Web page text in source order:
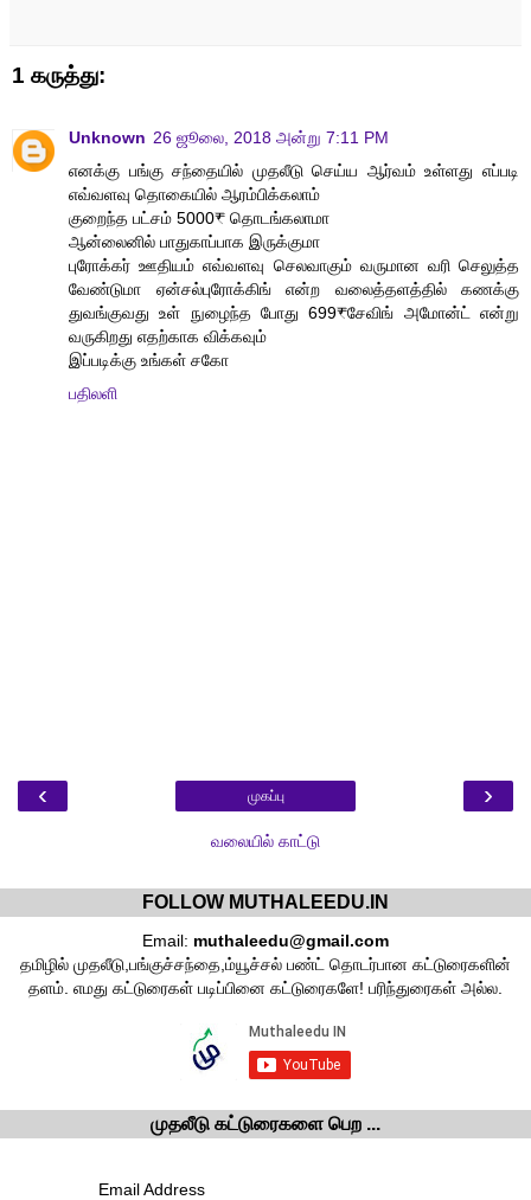
1 கருத்து:
Unknown 26 ஜூலை, 2018 அன்று 7:11 PM
எனக்கு பங்கு சந்தையில் முதலீடு செய்ய ஆர்வம் உள்ளது எப்படி
எவ்வளவு தொகையில் ஆரம்பிக்கலாம்
குறைந்த பட்சம் 5000₹ தொடங்கலாமா
ஆன்லைனில் பாதுகாப்பாக இருக்குமா
புரோக்கர் ஊதியம் எவ்வளவு செலவாகும் வருமான வரி செலுத்த
வேண்டுமா ஏன்சல்புரோக்கிங் என்ற வலைத்தளத்தில் கணக்கு
துவங்குவது உள் நுழைந்த போது 699₹சேவிங் அமோன்ட் என்று
வருகிறது எதற்காக விக்கவும்
இப்படிக்கு உங்கள் சகோ
பதிலளி
‹ ›
முகப்பு
வலையில் காட்டு
FOLLOW MUTHALEEDU.IN
Email: muthaleedu@gmail.com
தமிழில் முதலீடு,பங்குச்சந்தை,ம்யூச்சல் பண்ட் தொடர்பான கட்டுரைகளின்
தளம். எமது கட்டுரைகள் படிப்பினை கட்டுரைகளே! பரிந்துரைகள் அல்ல.
முதலீடு கட்டுரைகளை பெற ...
Email Address